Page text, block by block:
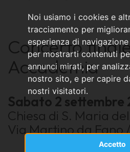
Noi usiamo i cookies e
tracciamento per
esperienza di
per mostrarti contenuti
annunci mirati, per
nostro sito, e per capire
nostri visitatori.
Accetto
Concerto
Accademia
Sabato 2 settembre
Chiesa di S. Maria
Via Martino da Fano